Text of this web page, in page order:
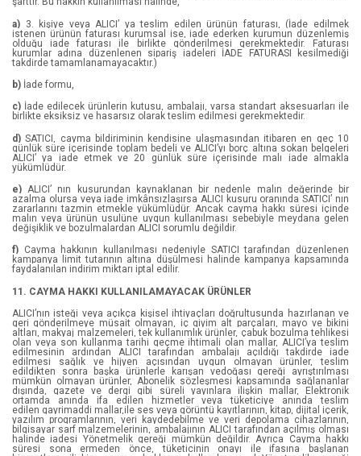
a) 3. kişiye veya ALICI’ ya teslim edilen ürünün faturası, (İade edilmek
istenen ürünün faturası kurumsal ise, iade ederken kurumun düzenlemiş
olduğu iade faturası ile birlikte gönderilmesi gerekmektedir. Faturası
kurumlar adına düzenlenen sipariş iadeleri İADE FATURASI kesilmediği
takdirde tamamlanamayacaktır.)
b) İade formu,
c) İade edilecek ürünlerin kutusu, ambalajı, varsa standart aksesuarları ile
birlikte eksiksiz ve hasarsız olarak teslim edilmesi gerekmektedir.
d) SATICI, cayma bildiriminin kendisine ulaşmasından itibaren en geç 10
günlük süre içerisinde toplam bedeli ve ALICI’yı borç altına sokan belgeleri
ALICI’ ya iade etmek ve 20 günlük süre içerisinde malı iade almakla
yükümlüdür.
e) ALICI’ nın kusurundan kaynaklanan bir nedenle malın değerinde bir
azalma olursa veya iade imkânsızlaşırsa ALICI kusuru oranında SATICI’ nın
zararlarını tazmin etmekle yükümlüdür. Ancak cayma hakkı süresi içinde
malın veya ürünün usulüne uygun kullanılması sebebiyle meydana gelen
değişiklik ve bozulmalardan ALICI sorumlu değildir.
f) Cayma hakkının kullanılması nedeniyle SATICI tarafından düzenlenen
kampanya limit tutarının altına düşülmesi halinde kampanya kapsamında
faydalanılan indirim miktarı iptal edilir.
11. CAYMA HAKKI KULLANILAMAYACAK ÜRÜNLER
ALICI’nın isteği veya açıkça kişisel ihtiyaçları doğrultusunda hazırlanan ve
geri gönderilmeye müsait olmayan, iç giyim alt parçaları, mayo ve bikini
altları, makyaj malzemeleri, tek kullanımlık ürünler, çabuk bozulma tehlikesi
olan veya son kullanma tarihi geçme ihtimali olan mallar, ALICI’ya teslim
edilmesinin ardından ALICI tarafından ambalajı açıldığı takdirde iade
edilmesi sağlık ve hijyen açısından uygun olmayan ürünler, teslim
edildikten sonra başka ürünlerle karışan vedoğası gereği ayrıştırılması
mümkün olmayan ürünler, Abonelik sözleşmesi kapsamında sağlananlar
dışında, gazete ve dergi gibi süreli yayınlara ilişkin mallar, Elektronik
ortamda anında ifa edilen hizmetler veya tüketiciye anında teslim
edilen gayrimaddi mallar,ile ses veya görüntü kayıtlarının, kitap, dijital içerik,
yazılım programlarının, veri kaydedebilme ve veri depolama cihazlarının,
bilgisayar sarf malzemelerinin, ambalajının ALICI tarafından açılmış olması
halinde iadesi Yönetmelik gereği mümkün değildir. Ayrıca Cayma hakkı
süresi sona ermeden önce, tüketicinin onayı ile ifasına başlanan
Dr. Olivia Remes
Dr. Vincent Di Maio ve Ron Franscell
Emine Tavuz
EMRE BÜLBÜL
Eric Manheimer
Filiz Puluç
Françoize Boucher
George Orwell
Gülizar Ç. Çetinkaya & Ayça G. Derin
http://kartonstand.gen.tr/urun/64/dvd-
kitap-vs.-karton-standi
Işılsu Gültekin
Işılsu Gültekin
Işılsu Gültekin
James Matthew Barrie